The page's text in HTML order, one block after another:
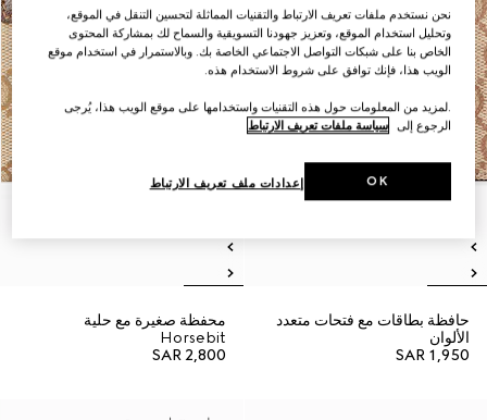
حافظة بطاقات مع فتحات متعدد
الألوان
SAR 1,950
محفظة صغيرة مع حلية
Horsebit
SAR 2,800
نحن نستخدم ملفات تعريف الارتباط والتقنيات المماثلة لتحسين التنقل في الموقع،
وتحليل استخدام الموقع، وتعزيز جهودنا التسويقية والسماح لك بمشاركة المحتوى
الخاص بنا على شبكات التواصل الاجتماعي الخاصة بك. وبالاستمرار في استخدام موقع
الويب هذا، فإنك توافق على شروط الاستخدام هذه.
.لمزيد من المعلومات حول هذه التقنيات واستخدامها على موقع الويب هذا، يُرجى
الرجوع إلى سياسة ملفات تعريف الارتباط
إعدادات ملف تعريف الارتباط OK